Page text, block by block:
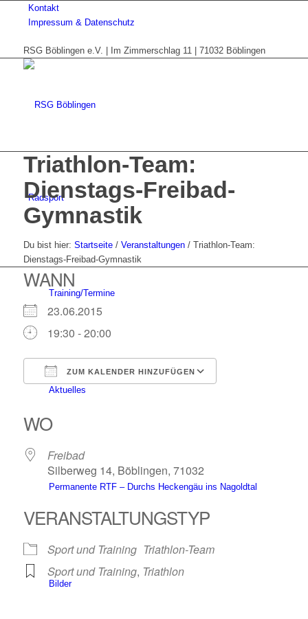
Kontakt
Impressum & Datenschutz
RSG Böblingen e.V. | Im Zimmerschlag 11 | 71032 Böblingen
Radsport
Training/Termine
Aktuelles
Permanente RTF – Durchs Heckengäu ins Nagoldtal
Bilder
Triathlon-Team:
Dienstags-Freibad-
Gymnastik
Du bist hier: Startseite / Veranstaltungen / Triathlon-Team:
Dienstags-Freibad-Gymnastik
WANN
23.06.2015
19:30 - 20:00
ZUM KALENDER HINZUFÜGEN
ICS herunterladen
Google Kalender
WO
Freibad
Silberweg 14, Böblingen, 71032
VERANSTALTUNGSTYP
Sport und Training Triathlon-Team
Sport und Training, Triathlon